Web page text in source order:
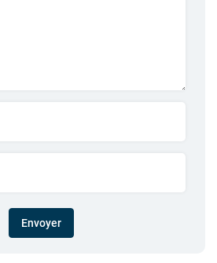
Envoyer